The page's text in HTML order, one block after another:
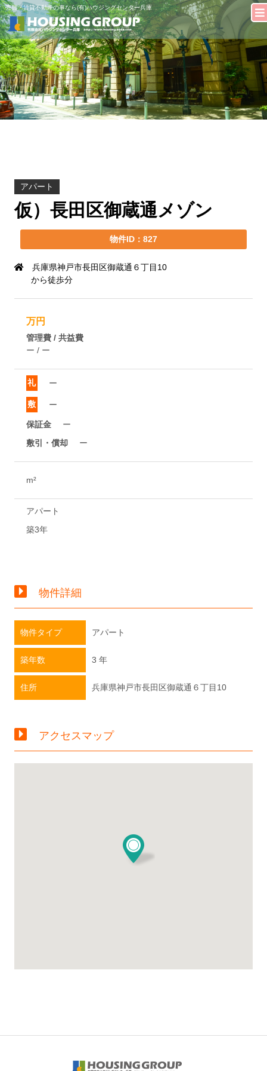
売買・賃貸不動産の事なら(有)ハウジングセンター兵庫
アパート
仮）長田区御蔵通メゾン
物件ID：827
兵庫県神戸市長田区御蔵通６丁目10
から徒歩分
万円
管理費 / 共益費
ー / ー
礼 ー
敷 ー
保証金
ー
敷引・償却
ー
m²
アパート
築3年
物件詳細
物件タイプ アパート
築年数 3 年
住所 兵庫県神戸市長田区御蔵通６丁目10
アクセスマップ